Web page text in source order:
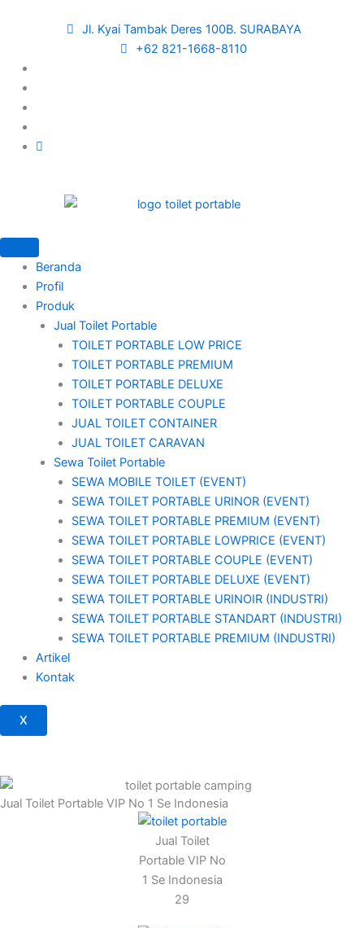
Jl. Kyai Tambak Deres 100B. SURABAYA
+62 821-1668-8110
Beranda
Profil
Produk
Jual Toilet Portable
TOILET PORTABLE LOW PRICE
TOILET PORTABLE PREMIUM
TOILET PORTABLE DELUXE
TOILET PORTABLE COUPLE
JUAL TOILET CONTAINER
JUAL TOILET CARAVAN
Sewa Toilet Portable
SEWA MOBILE TOILET (EVENT)
SEWA TOILET PORTABLE URINOR (EVENT)
SEWA TOILET PORTABLE PREMIUM (EVENT)
SEWA TOILET PORTABLE LOWPRICE (EVENT)
SEWA TOILET PORTABLE COUPLE (EVENT)
SEWA TOILET PORTABLE DELUXE (EVENT)
SEWA TOILET PORTABLE URINOIR (INDUSTRI)
SEWA TOILET PORTABLE STANDART (INDUSTRI)
SEWA TOILET PORTABLE PREMIUM (INDUSTRI)
Artikel
Kontak
X
Jual Toilet Portable VIP No 1 Se Indonesia
Jual Toilet
Portable VIP No
1 Se Indonesia
29